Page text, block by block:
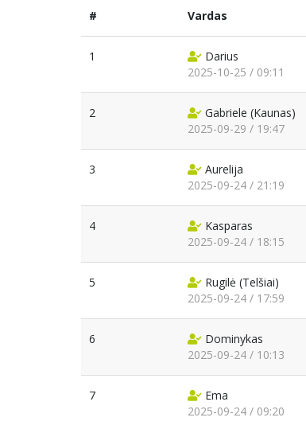
# Vardas
1
Darius
2025-10-25 / 09:11
2 Gabriele (Kaunas)
2025-09-29 / 19:47
3
Aurelija
2025-09-24 / 21:19
4
Kasparas
2025-09-24 / 18:15
5 Rugilė (Telšiai)
2025-09-24 / 17:59
6
Dominykas
2025-09-24 / 10:13
7
Ema
2025-09-24 / 09:20